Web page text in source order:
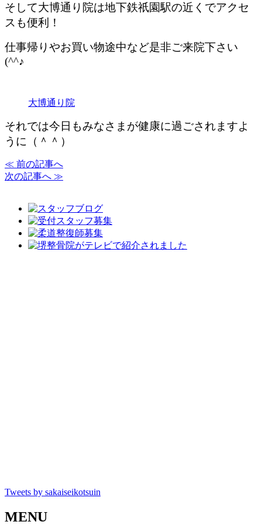
そして大博通り院は地下鉄祇園駅の近くでアクセ
スも便利！
仕事帰りやお買い物途中など是非ご来院下さい
(^^♪
大博通り院
それでは今日もみなさまが健康に過ごされますよ
うに（＾＾）
≪ 前の記事へ
次の記事へ ≫
Tweets by sakaiseikotsuin
MENU